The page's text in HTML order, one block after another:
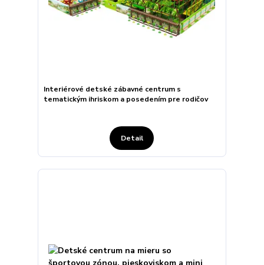
Interiérové detské zábavné centrum s
tematickým ihriskom a posedením pre rodičov
Detail